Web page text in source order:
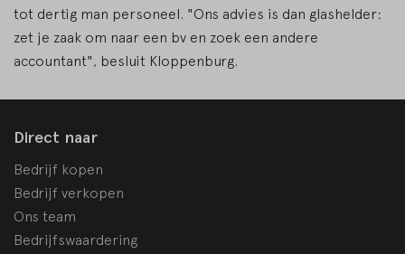
tot dertig man personeel. "Ons advies is dan glashelder:
zet je zaak om naar een bv en zoek een andere
accountant", besluit Kloppenburg.
Direct naar
Bedrijf kopen
Bedrijf verkopen
Ons team
Bedrijfswaardering